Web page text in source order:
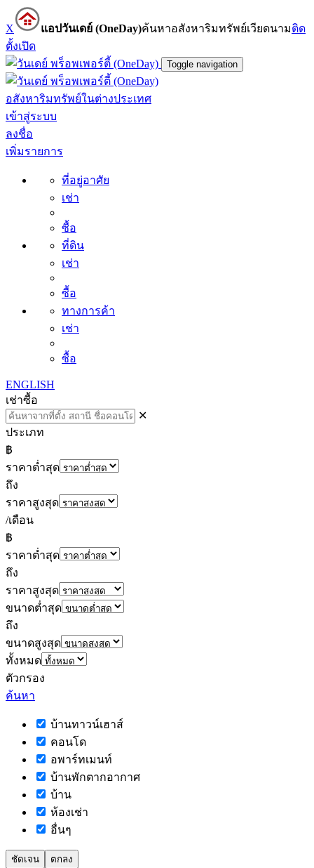
X แอปวันเดย์ (OneDay)ค้นหาอสังหาริมทรัพย์เวียดนามติด
ตั้งเปิด
Toggle navigation
อสังหาริมทรัพย์ในต่างประเทศ
เข้าสู่ระบบ
ลงชื่อ
เพิ่มรายการ
ที่อยู่อาศัย
เช่า
ซื้อ
ที่ดิน
เช่า
ซื้อ
ทางการค้า
เช่า
ซื้อ
ENGLISH
เช่าซื้อ
✕
ประเภท
฿
ราคาต่ำสุด
ถึง
ราคาสูงสุด
/เดือน
฿
ราคาต่ำสุด
ถึง
ราคาสูงสุด
ขนาดต่ำสุด
ถึง
ขนาดสูงสุด
ทั้งหมด
ตัวกรอง
ค้นหา
บ้านทาวน์เฮาส์
คอนโด
อพาร์ทเมนท์
บ้านพักตากอากาศ
บ้าน
ห้องเช่า
อื่นๆ
ชัดเจน ตกลง